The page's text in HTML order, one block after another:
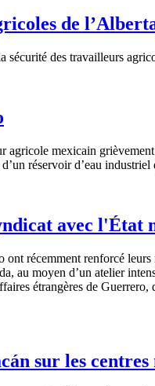
de
sécurité des travailleurs
agricole mexicain grièvement
d’un réservoir d’eau industriel
avec l'État
ont récemment renforcé leurs
au moyen d’un atelier
étrangères de Guerrero,
sur les